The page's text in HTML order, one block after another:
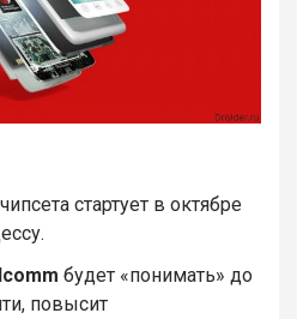
стартует в октябре
будет «понимать» до
повысит